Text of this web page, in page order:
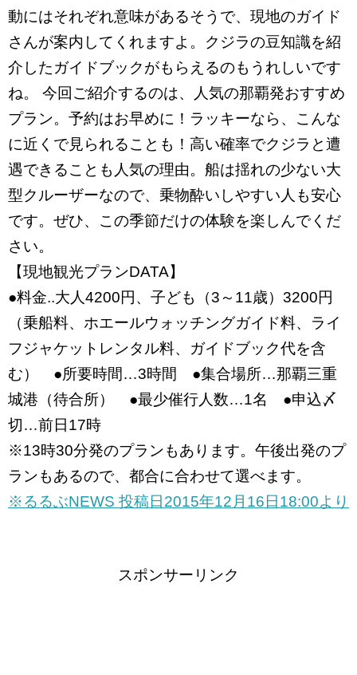
動にはそれぞれ意味があるそうで、現地のガイド
さんが案内してくれますよ。クジラの豆知識を紹
介したガイドブックがもらえるのもうれしいです
ね。 今回ご紹介するのは、人気の那覇発おすすめ
プラン。予約はお早めに！ラッキーなら、こんな
に近くで見られることも！高い確率でクジラと遭
遇できることも人気の理由。船は揺れの少ない大
型クルーザーなので、乗物酔いしやすい人も安心
です。ぜひ、この季節だけの体験を楽しんでくだ
さい。
【現地観光プランDATA】
●料金..大人4200円、子ども（3～11歳）3200円
（乗船料、ホエールウォッチングガイド料、ライ
フジャケットレンタル料、ガイドブック代を含
む） ●所要時間…3時間 ●集合場所…那覇三重
城港（待合所） ●最少催行人数…1名 ●申込〆
切…前日17時
※13時30分発のプランもあります。午後出発のプ
ランもあるので、都合に合わせて選べます。
※るるぶNEWS 投稿日2015年12月16日18:00より
スポンサーリンク